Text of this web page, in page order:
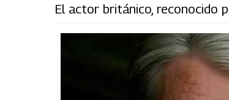
El actor británico, reconocido